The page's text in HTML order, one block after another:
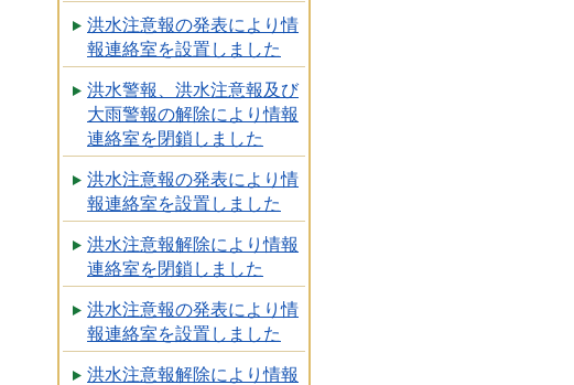
洪水注意報の発表により情
報連絡室を設置しました
洪水警報、洪水注意報及び
大雨警報の解除により情報
連絡室を閉鎖しました
洪水注意報の発表により情
報連絡室を設置しました
洪水注意報解除により情報
連絡室を閉鎖しました
洪水注意報の発表により情
報連絡室を設置しました
洪水注意報解除により情報